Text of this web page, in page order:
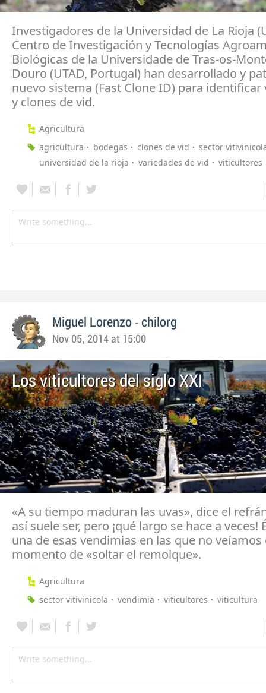
Investigadores de la Universidad de La Rioja
Centro de Investigación y Tecnologías
Biológicas de la Universidade de Tras-os-
Douro (UTAD, Portugal) han desarrollado y
nuevo sistema (Fast Clone ID) para identificar
y clones de vid.
Agricultura
agricultura
bodegas clones de vid
sector
universidad de la rioja
variedades de vid viticultores
Miguel Lorenzo - chilorg
Nov 05, 2014 at 15:00
Los viticultores del siglo XXI
«A su tiempo maduran las uvas», dice el
así suele ser, pero ¡qué largo se hace a veces!
una de esas vendimias en las que no veíamos
momento de «soltar el remolque».
Agricultura
sector vitivinicola
vendimia viticultores viticultura